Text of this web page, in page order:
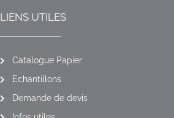
LIENS UTILES
Catalogue Papier
Echantillons
Demande de devis